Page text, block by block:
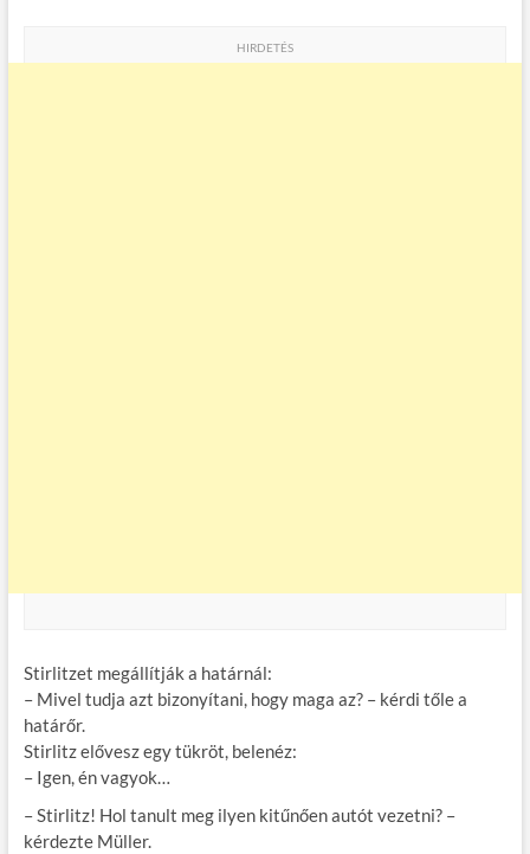
HIRDETÉS
Stirlitzet megállítják a határnál:
– Mivel tudja azt bizonyítani, hogy maga az? – kérdi tőle a
határőr.
Stirlitz elővesz egy tükröt, belenéz:
– Igen, én vagyok…
– Stirlitz! Hol tanult meg ilyen kitűnően autót vezetni? –
kérdezte Müller.